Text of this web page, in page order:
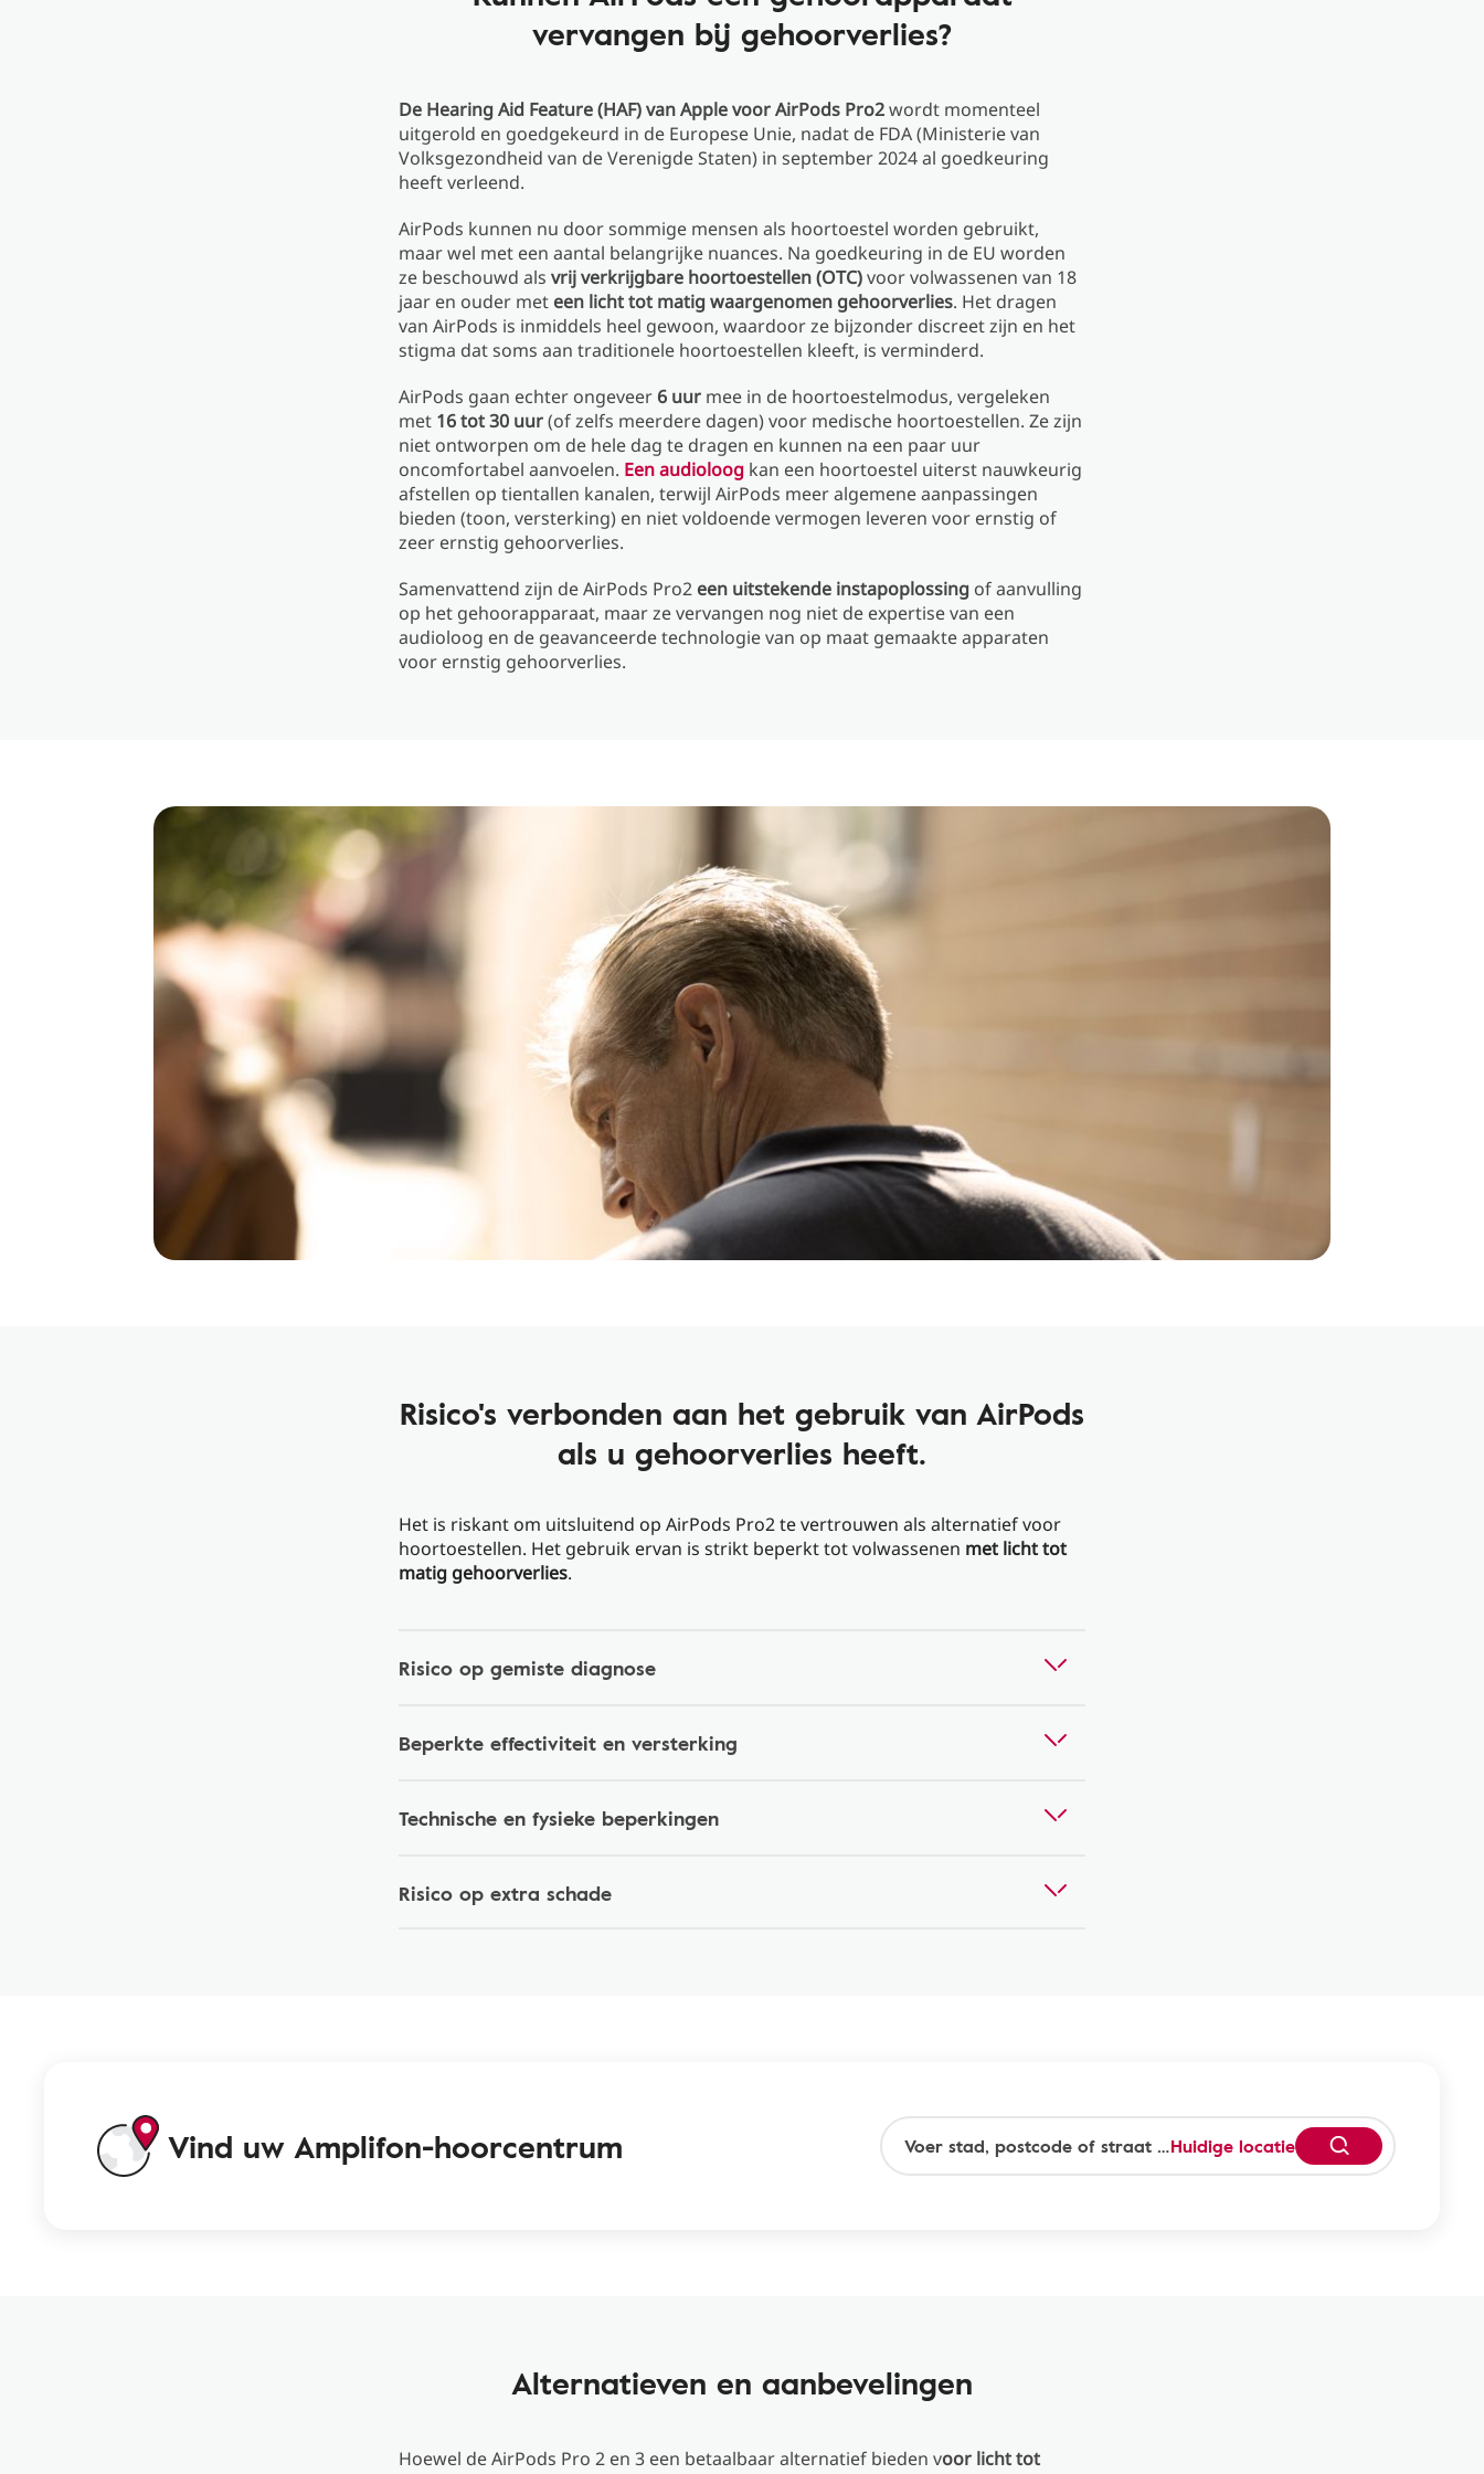
vervangen bij gehoorverlies?
De Hearing Aid Feature (HAF) van Apple voor AirPods Pro2wordt momenteel
uitgerold en goedgekeurd in de Europese Unie, nadat de FDA (Ministerie van
Volksgezondheid van de Verenigde Staten) in september 2024 al goedkeuring
heeft verleend.
AirPods kunnen nu door sommige mensen als hoortoestel worden gebruikt,
maar wel met een aantal belangrijke nuances. Na goedkeuring in de EU worden
ze beschouwd als vrij verkrijgbare hoortoestellen (OTC)voor volwassenen van 18
jaar en ouder met een licht tot matig waargenomen gehoorverlies. Het dragen
van AirPods is inmiddels heel gewoon, waardoor ze bijzonder discreet zijn en het
stigma dat soms aan traditionele hoortoestellen kleeft, is verminderd.
AirPods gaan echter ongeveer 6 uur mee in de hoortoestelmodus, vergeleken
met 16 tot 30 uur(of zelfs meerdere dagen) voor medische hoortoestellen. Ze zijn
niet ontworpen om de hele dag te dragen en kunnen na een paar uur
oncomfortabel aanvoelen. Een audioloog kan een hoortoestel uiterst nauwkeurig
afstellen op tientallen kanalen, terwijl AirPods meer algemene aanpassingen
bieden (toon, versterking) en niet voldoende vermogen leveren voor ernstig of
zeer ernstig gehoorverlies.
Samenvattend zijn de AirPods Pro2 een uitstekende instapoplossing of aanvulling
op het gehoorapparaat, maar ze vervangen nog niet de expertise van een
audioloog en de geavanceerde technologie van op maat gemaakte apparaten
voor ernstig gehoorverlies.
Risico's verbonden aan het gebruik van AirPods
als u gehoorverlies heeft.
Het is riskant om uitsluitend op AirPods Pro2 te vertrouwen als alternatief voor
hoortoestellen. Het gebruik ervan is strikt beperkt tot volwassenen met licht tot
matig gehoorverlies.
Risico op gemiste diagnose
Beperkte effectiviteit en versterking
Technische en fysieke beperkingen
Risico op extra schade
Vind uw Amplifon-hoorcentrum Huidige locatie
Alternatieven en aanbevelingen
Hoewel de AirPods Pro 2 en 3 een betaalbaar alternatief bieden voor licht tot